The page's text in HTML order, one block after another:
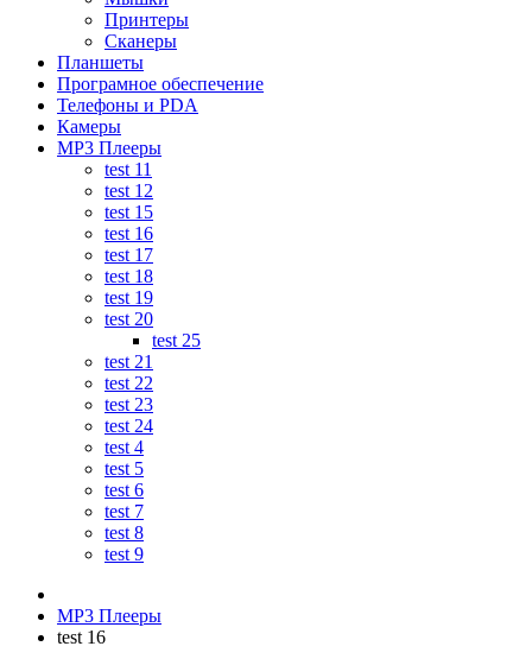
Принтеры
Сканеры
Планшеты
Програмное обеспечение
Телефоны и PDA
Камеры
MP3 Плееры
test 11
test 12
test 15
test 16
test 17
test 18
test 19
test 20
test 25
test 21
test 22
test 23
test 24
test 4
test 5
test 6
test 7
test 8
test 9
MP3 Плееры
test 16